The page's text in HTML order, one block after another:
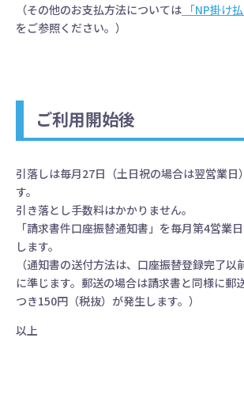
（その他のお支払方法については 「NP掛け
をご参照ください。）
ご利用開始後
引落しは毎月27日（土日祝の場合は翌営業日
す。
引き落とし手数料はかかりません。
「請求書件口座振替通知書」を毎月第4営業
します。
（通知書の送付方法は、口座振替登録完了
に準じます。郵送の場合は請求書と同様に郵
つき150円（税抜）が発生します。）
以上